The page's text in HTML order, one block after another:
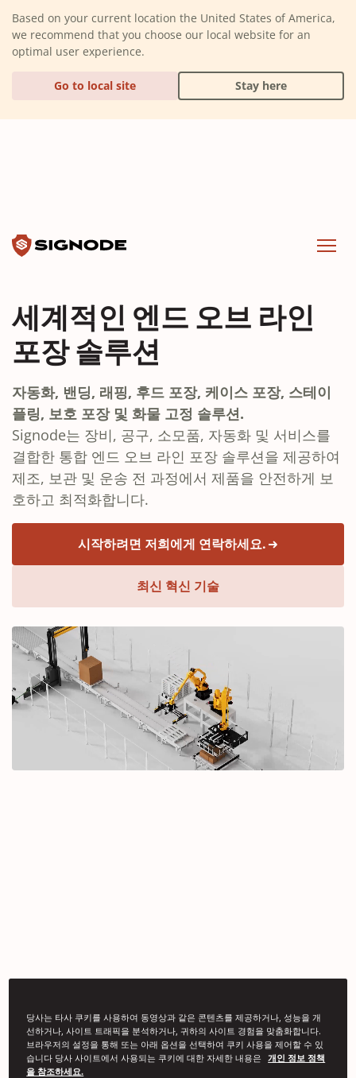
Based on your current location the United States of America,
we recommend that you choose our local website for an
optimal user experience.
Go to local site Stay here
세계적인 엔드 오브 라인
포장 솔루션
자동화, 밴딩, 래핑, 후드 포장, 케이스 포장, 스테이
플링, 보호 포장 및 화물 고정 솔루션.
Signode는 장비, 공구, 소모품, 자동화 및 서비스를
결합한 통합 엔드 오브 라인 포장 솔루션을 제공하여
제조, 보관 및 운송 전 과정에서 제품을 안전하게 보
호하고 최적화합니다.
시작하려면 저희에게 연락하세요.
최신 혁신 기술
당사는 타사 쿠키를 사용하여 동영상과 같은 콘텐츠를 제공하거나, 성능을 개
선하거나, 사이트 트래픽을 분석하거나, 귀하의 사이트 경험을 맞춤화합니다.
브라우저의 설정을 통해 또는 아래 옵션을 선택하여 쿠키 사용을 제어할 수 있
습니다 당사 사이트에서 사용되는 쿠키에 대한 자세한 내용은 개인 정보 정책
을 참조하세요.